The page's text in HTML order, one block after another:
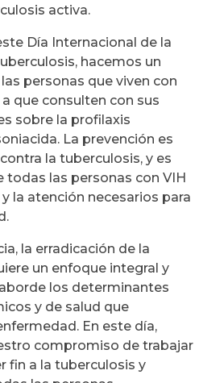
activa.
Día Internacional de la
hacemos un
personas que viven con
que consulten con sus
sobre la profilaxis
La prevención es
la tuberculosis, y es
las personas con VIH
la atención necesarios para
la erradicación de la
un enfoque integral y
los determinantes
y de salud que
En este día,
compromiso de trabajar
fin a la tuberculosis y